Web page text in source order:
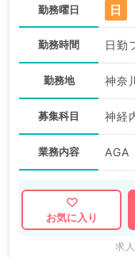
勤務曜日 日
勤務時間
勤務地 神奈
募集科目
業務内容 AGA
お気に入り
求